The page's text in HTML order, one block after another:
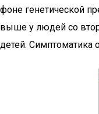
фоне генетической
выше у людей со
детей. Симптоматика